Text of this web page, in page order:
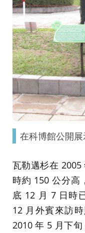
在科博館公開展
瓦勒邁杉在
時約 150 公分高
底 12 月 7 日時
12 月外賓來訪
2010 年 5 月下